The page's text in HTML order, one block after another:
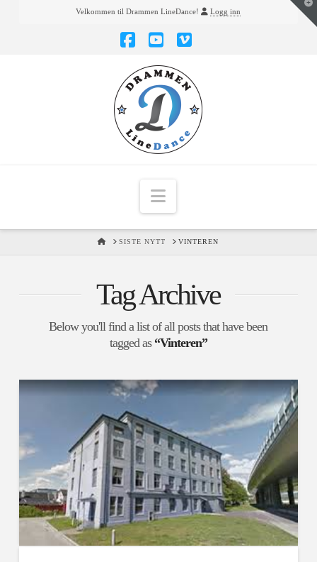
Velkommen til Drammen LineDance! Logg inn
Navigation
HOMESISTE NYTT VINTEREN
Tag Archive
Below you'll find a list of all posts that have been
tagged as “Vinteren”